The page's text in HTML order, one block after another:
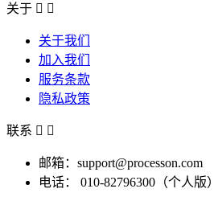
关于  
关于我们
加入我们
服务条款
隐私政策
联系  
邮箱：support@processon.com
电话：
010-82796300（个人版）